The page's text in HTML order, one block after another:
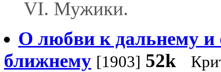
VI. Мужики.
О любви к дальнему и
ближнему [1903] 52k